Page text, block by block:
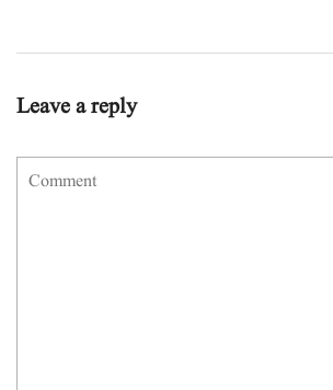
Leave a reply